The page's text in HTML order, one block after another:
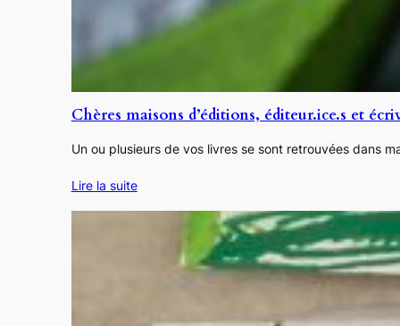
Chères maisons d’éditions, éditeur.ice.s et
Un ou plusieurs de vos livres se sont retrouvées dans
Lire la suite